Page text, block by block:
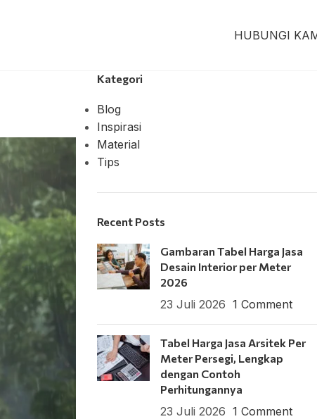
HUBUNGI
Kategori
Blog
Inspirasi
Material
Tips
Recent Posts
Gambaran Tabel Harga Jasa
Desain Interior per Meter
2026
23 Juli 2026 1 Comment
Tabel Harga Jasa Arsitek Per
Meter Persegi, Lengkap
dengan Contoh
Perhitungannya
23 Juli 2026 1 Comment